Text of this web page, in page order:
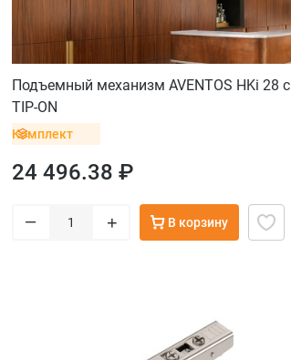
Подъемный механизм AVENTOS HKi 28 с
TIP-ON
Комплект
24 496.38 ₽
– + В корзину